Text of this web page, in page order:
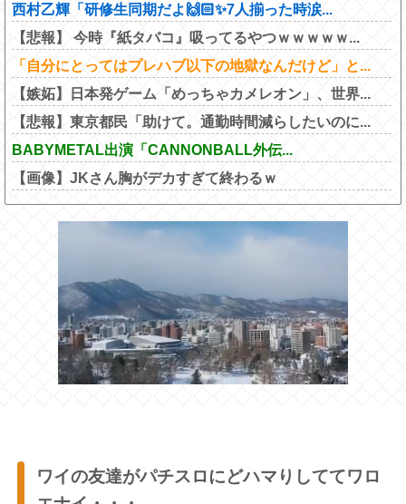
西村乙輝「研修生同期だよ🙌🏻✨7人揃った時涙...
【悲報】 今時『紙タバコ』吸ってるやつｗｗｗｗｗ...
「自分にとってはプレハブ以下の地獄なんだけど」と...
【嫉妬】日本発ゲーム「めっちゃカメレオン」、世界...
【悲報】東京都民「助けて。通勤時間減らしたいのに...
BABYMETAL出演「CANNONBALL外伝...
【画像】JKさん胸がデカすぎて終わるｗ
ワイの友達がパチスロにどハマりしててワロ